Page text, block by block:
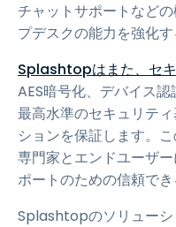
チャットサポートなど
プデスクの能力を強化
Splashtopはまた、セ
AES暗号化、デバイス認
最高水準のセキュリテ
ションを保証します。
専門家とエンドユーザ
ポートのための信頼でき
Splashtopのソリューシ